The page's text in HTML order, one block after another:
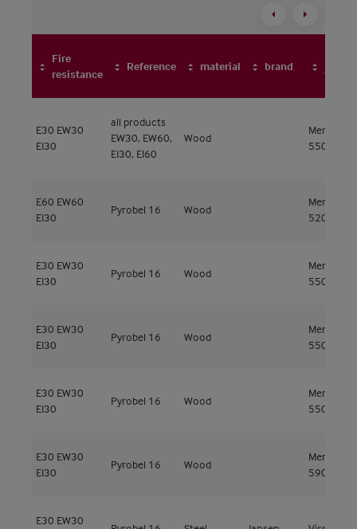
Fire
resistance
Reference material brand
type
E30 EW30
EI30
all products
EW30, EW60,
EI30, EI60
Wood
Meranti
550kg/m³
E60 EW60
EI30
Pyrobel 16 Wood
Meranti
520kg/m³
E30 EW30
EI30
Pyrobel 16 Wood
Meranti
550kg/m³
E30 EW30
EI30
Pyrobel 16 Wood
Meranti
550kg/m³
E30 EW30
EI30
Pyrobel 16 Wood
Meranti
550kg/m³
E30 EW30
EI30
Pyrobel 16 Wood
Meranti
590kg/m³
E30 EW30